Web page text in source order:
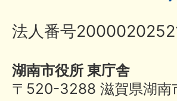
法人番号
湖南市役所 東庁舎
〒520-3288 滋賀県湖南